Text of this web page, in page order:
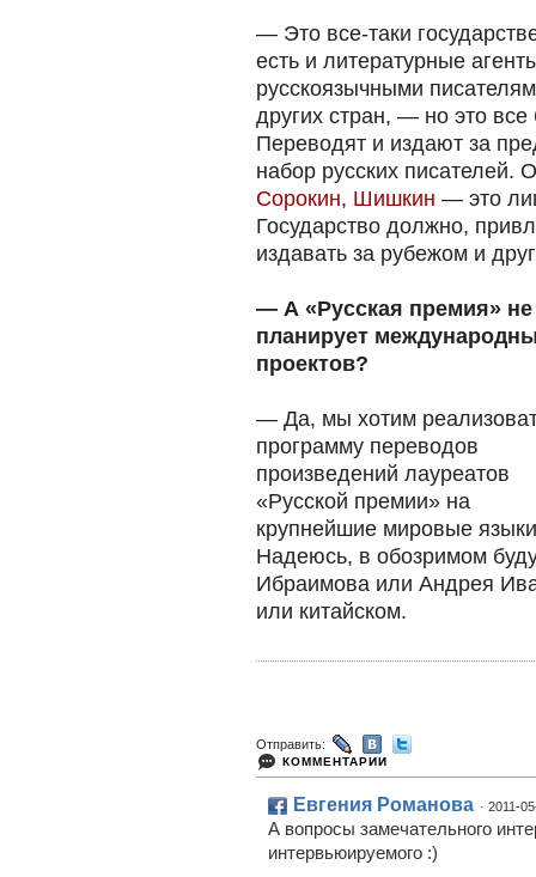
— Это все-таки
есть и литературные
русскоязычными
других стран, — но это
Переводят и издают за
набор русских писателей.
Сорокин, Шишкин — это
Государство должно,
издавать за рубежом и
— А «Русская премия» не
планирует
проектов?
— Да, мы хотим
программу переводов
произведений лауреатов
«Русской премии» на
крупнейшие мировые
Надеюсь, в обозримом
Ибраимова или Андрея
или китайском. ​
Отправить:
КОММЕНТАРИИ
Евгения Романова · 2011-
А вопросы замечательного
интервьюируемого :)